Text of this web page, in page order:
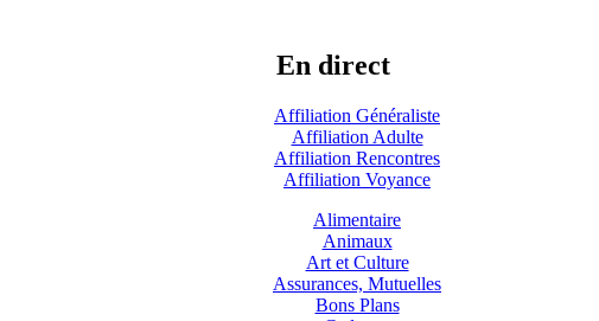
En direct
Affiliation Généraliste
Affiliation Adulte
Affiliation Rencontres
Affiliation Voyance
Alimentaire
Animaux
Art et Culture
Assurances, Mutuelles
Bons Plans